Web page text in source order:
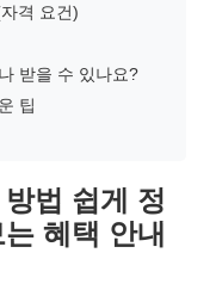
격 요건)
받을 수 있나요?
팁
법 쉽게 정
혜택 안내